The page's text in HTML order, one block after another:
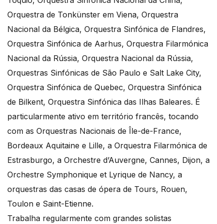
Orquestra de Tonkünster em Viena, Orquestra
Nacional da Bélgica, Orquestra Sinfónica de Flandres,
Orquestra Sinfónica de Aarhus, Orquestra Filarmónica
Nacional da Rússia, Orquestra Nacional da Rússia,
Orquestras Sinfónicas de São Paulo e Salt Lake City,
Orquestra Sinfónica de Quebec, Orquestra Sinfónica
de Bilkent, Orquestra Sinfónica das Ilhas Baleares. É
particularmente ativo em território francês, tocando
com as Orquestras Nacionais de Île-de-France,
Bordeaux Aquitaine e Lille, a Orquestra Filarmónica de
Estrasburgo, a Orchestre d’Auvergne, Cannes, Dijon, a
Orchestre Symphonique et Lyrique de Nancy, a
orquestras das casas de ópera de Tours, Rouen,
Toulon e Saint-Etienne.
Trabalha regularmente com grandes solistas